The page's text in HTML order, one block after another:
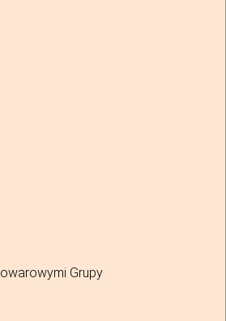
Grupy